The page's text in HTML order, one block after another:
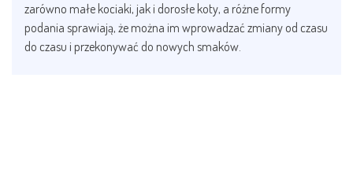
zarówno małe kociaki, jak i dorosłe koty, a różne formy
podania sprawiają, że można im wprowadzać zmiany od czasu
do czasu i przekonywać do nowych smaków.